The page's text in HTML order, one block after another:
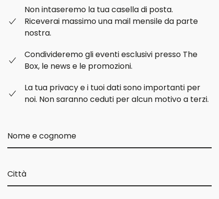
Non intaseremo la tua casella di posta.
Riceverai massimo una mail mensile da parte
nostra.
Condivideremo gli eventi esclusivi presso The
Box, le news e le promozioni.
La tua privacy e i tuoi dati sono importanti per
noi. Non saranno ceduti per alcun motivo a terzi.